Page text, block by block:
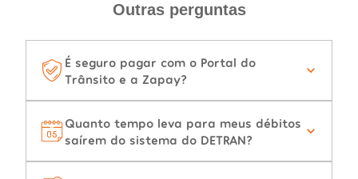
Outras perguntas
É seguro pagar com o Portal do
Trânsito e a Zapay?
Quanto tempo leva para meus débitos
saírem do sistema do DETRAN?